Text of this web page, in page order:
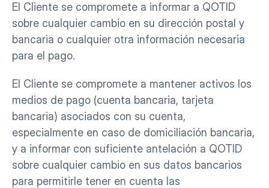
El Cliente se compromete a informar a QOTID
sobre cualquier cambio en su dirección postal y
bancaria o cualquier otra información necesaria
para el pago.
El Cliente se compromete a mantener activos los
medios de pago (cuenta bancaria, tarjeta
bancaria) asociados con su cuenta,
especialmente en caso de domiciliación bancaria,
y a informar con suficiente antelación a QOTID
sobre cualquier cambio en sus datos bancarios
para permitirle tener en cuenta las